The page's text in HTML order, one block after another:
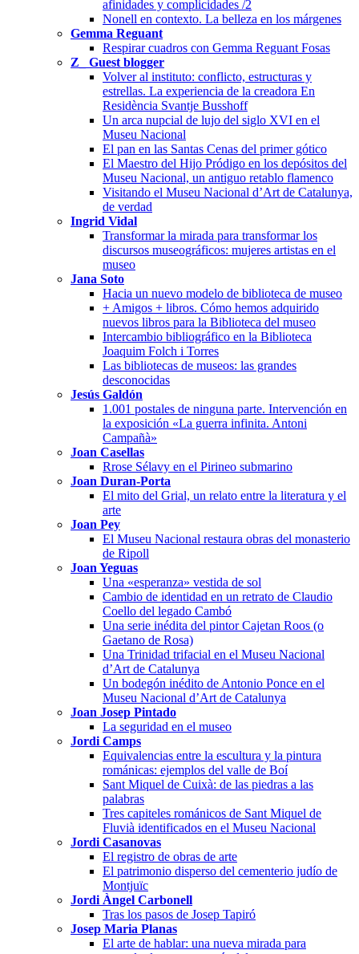
afinidades y complicidades /2
Nonell en contexto. La belleza en los márgenes
Gemma Reguant
Respirar cuadros con Gemma Reguant Fosas
Z_ Guest blogger
Volver al instituto: conflicto, estructuras y
estrellas. La experiencia de la creadora En
Residència Svantje Busshoff
Un arca nupcial de lujo del siglo XVI en el
Museu Nacional
El pan en las Santas Cenas del primer gótico
El Maestro del Hijo Pródigo en los depósitos del
Museu Nacional, un antiguo retablo flamenco
Visitando el Museu Nacional d’Art de Catalunya,
de verdad
Ingrid Vidal
Transformar la mirada para transformar los
discursos museográficos: mujeres artistas en el
museo
Jana Soto
Hacia un nuevo modelo de biblioteca de museo
+ Amigos + libros. Cómo hemos adquirido
nuevos libros para la Biblioteca del museo
Intercambio bibliográfico en la Biblioteca
Joaquim Folch i Torres
Las bibliotecas de museos: las grandes
desconocidas
Jesús Galdón
1.001 postales de ninguna parte. Intervención en
la exposición «La guerra infinita. Antoni
Campañà»
Joan Casellas
Rrose Sélavy en el Pirineo submarino
Joan Duran-Porta
El mito del Grial, un relato entre la literatura y el
arte
Joan Pey
El Museu Nacional restaura obras del monasterio
de Ripoll
Joan Yeguas
Una «esperanza» vestida de sol
Cambio de identidad en un retrato de Claudio
Coello del legado Cambó
Una serie inédita del pintor Cajetan Roos (o
Gaetano de Rosa)
Una Trinidad trifacial en el Museu Nacional
d’Art de Catalunya
Un bodegón inédito de Antonio Ponce en el
Museu Nacional d’Art de Catalunya
Joan Josep Pintado
La seguridad en el museo
Jordi Camps
Equivalencias entre la escultura y la pintura
románicas: ejemplos del valle de Boí
Sant Miquel de Cuixà: de las piedras a las
palabras
Tres capiteles románicos de Sant Miquel de
Fluvià identificados en el Museu Nacional
Jordi Casanovas
El registro de obras de arte
El patrimonio disperso del cementerio judío de
Montjuïc
Jordi Àngel Carbonell
Tras los pasos de Josep Tapiró
Josep Maria Planas
El arte de hablar: una nueva mirada para